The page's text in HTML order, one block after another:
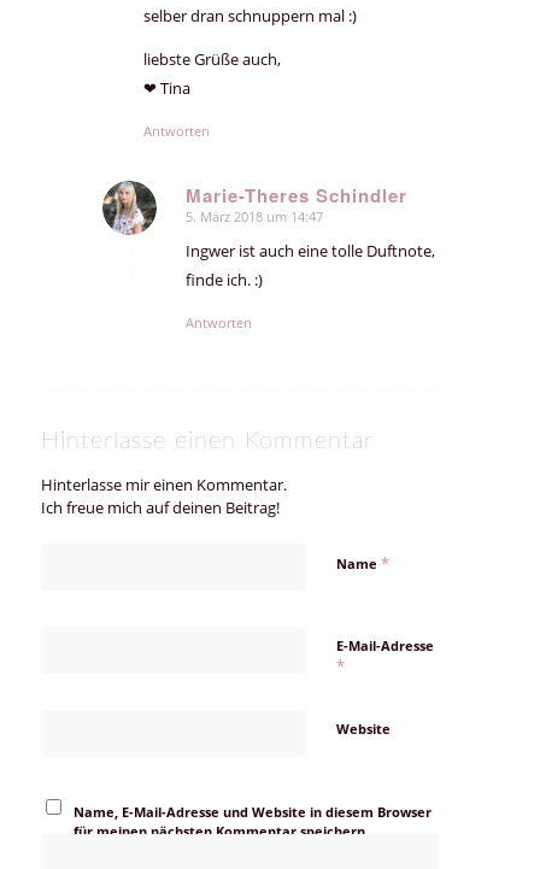
selber dran schnuppern mal :)
liebste Grüße auch,
❤ Tina
Antworten
Marie-Theres Schindler
sagte:
5. März 2018 um 14:47
Ingwer ist auch eine tolle Duftnote,
finde ich. :)
Antworten
Hinterlasse einen Kommentar
Hinterlasse mir einen Kommentar.
Ich freue mich auf deinen Beitrag!
Name *
E-Mail-Adresse
*
Website
Name, E-Mail-Adresse und Website in diesem Browser
für meinen nächsten Kommentar speichern.